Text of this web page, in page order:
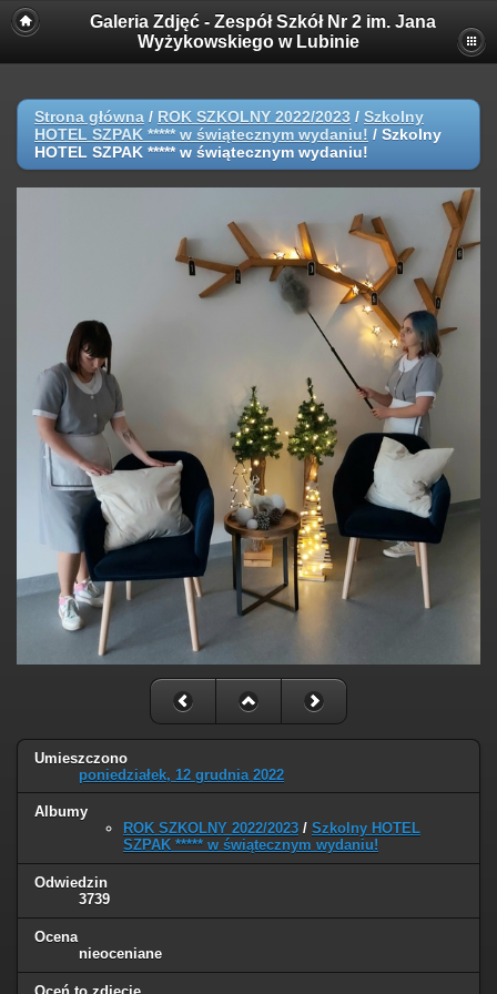
Galeria Zdjęć - Zespół Szkół Nr 2 im. Jana
Wyżykowskiego w Lubinie
Strona główna / ROK SZKOLNY 2022/2023 / Szkolny
HOTEL SZPAK ***** w świątecznym wydaniu! / Szkolny
HOTEL SZPAK ***** w świątecznym wydaniu!
Umieszczono
poniedziałek, 12 grudnia 2022
Albumy
ROK SZKOLNY 2022/2023 / Szkolny HOTEL
SZPAK ***** w świątecznym wydaniu!
Odwiedzin
3739
Ocena
nieoceniane